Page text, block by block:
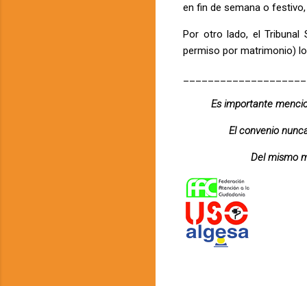
en fin de semana o
Por otro lado, el Tribunal
permiso por matrimonio)
Es importante
El convenio
Del mismo